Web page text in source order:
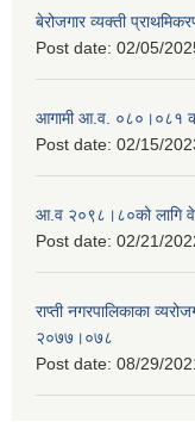
बेरोजगार व्यक्ती
Post date: 02/05/
आगामी आ.व. ०८०।०८१ का
Post date: 02/15/
आ.व २०९८।८०को लागि
Post date: 02/21/
राप्ती नगरपालिकाका
२०७७।०७८
Post date: 08/29/